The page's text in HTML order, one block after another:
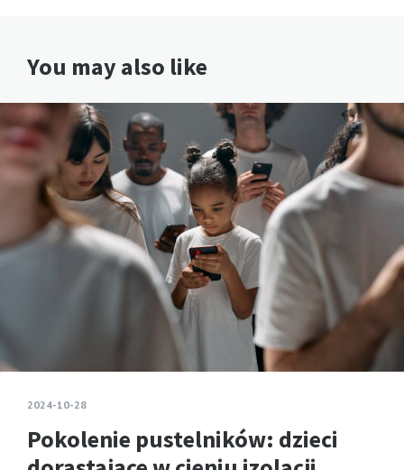
You may also like
2024-10-28
Pokolenie pustelników: dzieci